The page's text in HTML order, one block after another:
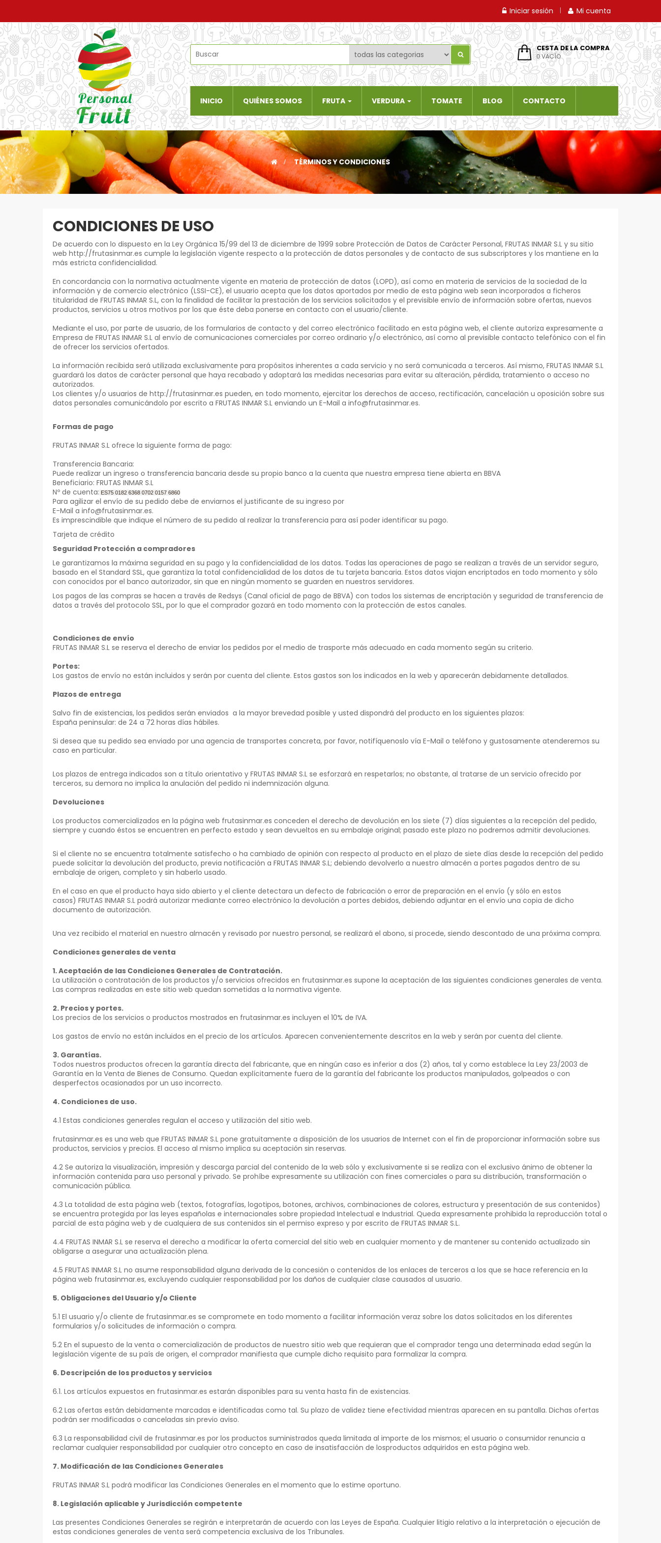
Iniciar sesión Mi cuenta
CESTA DE LA COMPRA
0 VACÍO
INICIO QUIÉNES SOMOS FRUTA VERDURA TOMATE BLOG CONTACTO
> TÉRMINOS Y CONDICIONES
CONDICIONES DE USO
De acuerdo con lo dispuesto en la Ley Orgánica 15/99 del 13 de diciembre de 1999 sobre Protección de Datos de Carácter Personal, FRUTAS INMAR S.L y su sitio
web http://frutasinmar.es cumple la legislación vigente respecto a la protección de datos personales y de contacto de sus subscriptores y los mantiene en la
más estricta confidencialidad.
En concordancia con la normativa actualmente vigente en materia de protección de datos (LOPD), así como en materia de servicios de la sociedad de la
información y de comercio electrónico (LSSI-CE), el usuario acepta que los datos aportados por medio de esta página web sean incorporados a ficheros
titularidad de FRUTAS INMAR S.L, con la finalidad de facilitar la prestación de los servicios solicitados y el previsible envío de información sobre ofertas, nuevos
productos, servicios u otros motivos por los que éste deba ponerse en contacto con el usuario/cliente.
Mediante el uso, por parte de usuario, de los formularios de contacto y del correo electrónico facilitado en esta página web, el cliente autoriza expresamente a
Empresa de FRUTAS INMAR S.L al envío de comunicaciones comerciales por correo ordinario y/o electrónico, así como al previsible contacto telefónico con el fin
de ofrecer los servicios ofertados.
La información recibida será utilizada exclusivamente para propósitos inherentes a cada servicio y no será comunicada a terceros. Así mismo, FRUTAS INMAR S.L
guardará los datos de carácter personal que haya recabado y adoptará las medidas necesarias para evitar su alteración, pérdida, tratamiento o acceso no
autorizados.
Los clientes y/o usuarios de http://frutasinmar.es pueden, en todo momento, ejercitar los derechos de acceso, rectificación, cancelación u oposición sobre sus
datos personales comunicándolo por escrito a FRUTAS INMAR S.L enviando un E-Mail a info@frutasinmar.es.
Formas de pago
FRUTAS INMAR S.L ofrece la siguiente forma de pago:
Transferencia Bancaria:
Puede realizar un ingreso o transferencia bancaria desde su propio banco a la cuenta que nuestra empresa tiene abierta en BBVA
Beneficiario: FRUTAS INMAR S.L
Nº de cuenta: ES75 0182 6368 0702 0157 6860
Para agilizar el envío de su pedido debe de enviarnos el justificante de su ingreso por
E-Mail a info@frutasinmar.es.
Es imprescindible que indique el número de su pedido al realizar la transferencia para así poder identificar su pago.
Tarjeta de crédito
Seguridad Protección a compradores
Le garantizamos la máxima seguridad en su pago y la confidencialidad de los datos. Todas las operaciones de pago se realizan a través de un servidor seguro,
basado en el Standard SSL, que garantiza la total confidencialidad de los datos de tu tarjeta bancaria. Estos datos viajan encriptados en todo momento y sólo
con conocidos por el banco autorizador, sin que en ningún momento se guarden en nuestros servidores.
Los pagos de las compras se hacen a través de Redsys (Canal oficial de pago de BBVA) con todos los sistemas de encriptación y seguridad de transferencia de
datos a través del protocolo SSL, por lo que el comprador gozará en todo momento con la protección de estos canales.
Condiciones de envío
FRUTAS INMAR S.L se reserva el derecho de enviar los pedidos por el medio de trasporte más adecuado en cada momento según su criterio.
Portes:
Los gastos de envío no están incluidos y serán por cuenta del cliente. Estos gastos son los indicados en la web y aparecerán debidamente detallados.
Plazos de entrega
Salvo fin de existencias, los pedidos serán enviados a la mayor brevedad posible y usted dispondrá del producto en los siguientes plazos:
España peninsular: de 24 a 72 horas días hábiles.
Si desea que su pedido sea enviado por una agencia de transportes concreta, por favor, notifíquenoslo vía E-Mail o teléfono y gustosamente atenderemos su
caso en particular.
Los plazos de entrega indicados son a título orientativo y FRUTAS INMAR S.L se esforzará en respetarlos; no obstante, al tratarse de un servicio ofrecido por
terceros, su demora no implica la anulación del pedido ni indemnización alguna.
Devoluciones
Los productos comercializados en la página web frutasinmar.es conceden el derecho de devolución en los siete (7) días siguientes a la recepción del pedido,
siempre y cuando éstos se encuentren en perfecto estado y sean devueltos en su embalaje original; pasado este plazo no podremos admitir devoluciones.
Si el cliente no se encuentra totalmente satisfecho o ha cambiado de opinión con respecto al producto en el plazo de siete días desde la recepción del pedido
puede solicitar la devolución del producto, previa notificación a FRUTAS INMAR S.L; debiendo devolverlo a nuestro almacén a portes pagados dentro de su
embalaje de origen, completo y sin haberlo usado.
En el caso en que el producto haya sido abierto y el cliente detectara un defecto de fabricación o error de preparación en el envío (y sólo en estos
casos) FRUTAS INMAR S.L podrá autorizar mediante correo electrónico la devolución a portes debidos, debiendo adjuntar en el envío una copia de dicho
documento de autorización.
Una vez recibido el material en nuestro almacén y revisado por nuestro personal, se realizará el abono, si procede, siendo descontado de una próxima compra.
Condiciones generales de venta
1. Aceptación de las Condiciones Generales de Contratación.
La utilización o contratación de los productos y/o servicios ofrecidos en frutasinmar.es supone la aceptación de las siguientes condiciones generales de venta.
Las compras realizadas en este sitio web quedan sometidas a la normativa vigente.
2. Precios y portes.
Los precios de los servicios o productos mostrados en frutasinmar.es incluyen el 10% de IVA.
Los gastos de envío no están incluidos en el precio de los artículos. Aparecen convenientemente descritos en la web y serán por cuenta del cliente.
3. Garantías.
Todos nuestros productos ofrecen la garantía directa del fabricante, que en ningún caso es inferior a dos (2) años, tal y como establece la Ley 23/2003 de
Garantía en la Venta de Bienes de Consumo. Quedan explícitamente fuera de la garantía del fabricante los productos manipulados, golpeados o con
desperfectos ocasionados por un uso incorrecto.
4. Condiciones de uso.
4.1 Estas condiciones generales regulan el acceso y utilización del sitio web.
frutasinmar.es es una web que FRUTAS INMAR S.L pone gratuitamente a disposición de los usuarios de Internet con el fin de proporcionar información sobre sus
productos, servicios y precios. El acceso al mismo implica su aceptación sin reservas.
4.2 Se autoriza la visualización, impresión y descarga parcial del contenido de la web sólo y exclusivamente si se realiza con el exclusivo ánimo de obtener la
información contenida para uso personal y privado. Se prohíbe expresamente su utilización con fines comerciales o para su distribución, transformación o
comunicación pública.
4.3 La totalidad de esta página web (textos, fotografías, logotipos, botones, archivos, combinaciones de colores, estructura y presentación de sus contenidos)
se encuentra protegida por las leyes españolas e internacionales sobre propiedad Intelectual e Industrial. Queda expresamente prohibida la reproducción total o
parcial de esta página web y de cualquiera de sus contenidos sin el permiso expreso y por escrito de FRUTAS INMAR S.L.
4.4 FRUTAS INMAR S.L se reserva el derecho a modificar la oferta comercial del sitio web en cualquier momento y de mantener su contenido actualizado sin
obligarse a asegurar una actualización plena.
4.5 FRUTAS INMAR S.L no asume responsabilidad alguna derivada de la concesión o contenidos de los enlaces de terceros a los que se hace referencia en la
página web frutasinmar.es, excluyendo cualquier responsabilidad por los daños de cualquier clase causados al usuario.
5. Obligaciones del Usuario y/o Cliente
5.1 El usuario y/o cliente de frutasinmar.es se compromete en todo momento a facilitar información veraz sobre los datos solicitados en los diferentes
formularios y/o solicitudes de información o compra.
5.2 En el supuesto de la venta o comercialización de productos de nuestro sitio web que requieran que el comprador tenga una determinada edad según la
legislación vigente de su país de origen, el comprador manifiesta que cumple dicho requisito para formalizar la compra.
6. Descripción de los productos y servicios
6.1. Los artículos expuestos en frutasinmar.es estarán disponibles para su venta hasta fin de existencias.
6.2 Las ofertas están debidamente marcadas e identificadas como tal. Su plazo de validez tiene efectividad mientras aparecen en su pantalla. Dichas ofertas
podrán ser modificadas o canceladas sin previo aviso.
6.3 La responsabilidad civil de frutasinmar.es por los productos suministrados queda limitada al importe de los mismos; el usuario o consumidor renuncia a
reclamar cualquier responsabilidad por cualquier otro concepto en caso de insatisfacción de losproductos adquiridos en esta página web.
7. Modificación de las Condiciones Generales
FRUTAS INMAR S.L podrá modificar las Condiciones Generales en el momento que lo estime oportuno.
8. Legislación aplicable y Jurisdicción competente
Las presentes Condiciones Generales se regirán e interpretarán de acuerdo con las Leyes de España. Cualquier litigio relativo a la interpretación o ejecución de
estas condiciones generales de venta será competencia exclusiva de los Tribunales.